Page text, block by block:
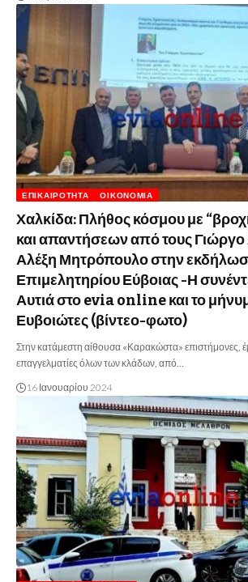
ΕΠΙΚΑΙΡΌΤΗΤΑ ΟΙΚΟΝΟΜΊΑ
Χαλκίδα: Πλήθος κόσμου με
και απαντήσεων από τους Γιώργο
Αλέξη Μητρόπουλο στην
Επιμελητηρίου Εύβοιας -Η
Αυτιά στο evia online και το
Ευβοιώτες (βίντεο-φωτο)
Στην κατάμεστη αίθουσα «Καρακώστα» επιστήμονες,
επαγγελματίες όλων των κλάδων, από…
16 Ιανουαρίου 2024